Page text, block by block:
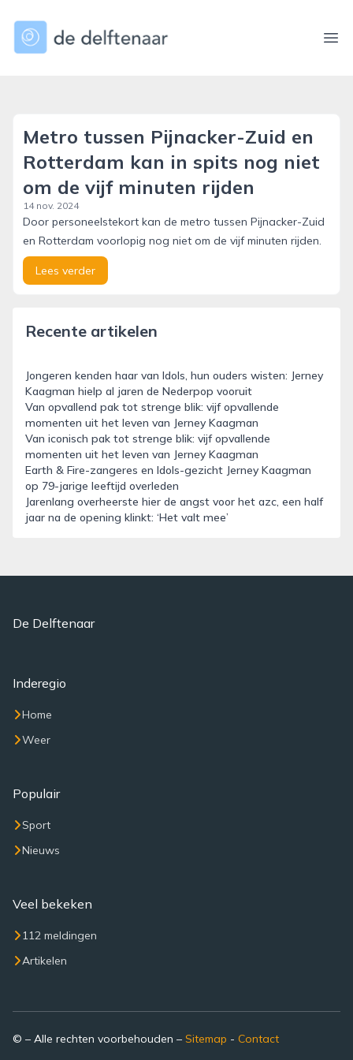
dedelftenaar.nl
Metro tussen Pijnacker-Zuid en
Rotterdam kan in spits nog niet
om de vijf minuten rijden
14 nov. 2024
Door personeelstekort kan de metro tussen Pijnacker-Zuid
en Rotterdam voorlopig nog niet om de vijf minuten rijden.
Lees verder
Recente artikelen
Jongeren kenden haar van Idols, hun ouders wisten: Jerney
Kaagman hielp al jaren de Nederpop vooruit
Van opvallend pak tot strenge blik: vijf opvallende
momenten uit het leven van Jerney Kaagman
Van iconisch pak tot strenge blik: vijf opvallende
momenten uit het leven van Jerney Kaagman
Earth & Fire-zangeres en Idols-gezicht Jerney Kaagman
op 79-jarige leeftijd overleden
Jarenlang overheerste hier de angst voor het azc, een half
jaar na de opening klinkt: ‘Het valt mee’
De Delftenaar
Inderegio
Home
Weer
Populair
Sport
Nieuws
Veel bekeken
112 meldingen
Artikelen
© – Alle rechten voorbehouden – Sitemap - Contact